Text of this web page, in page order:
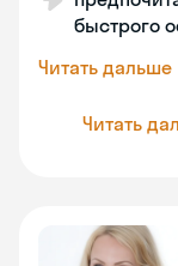
быстрого
Читать дальше
Читать